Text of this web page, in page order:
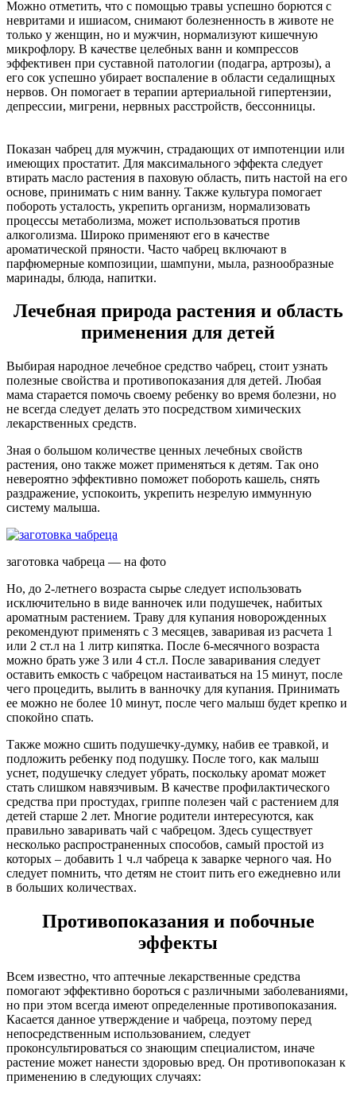
Можно отметить, что с помощью травы успешно борются с
невритами и ишиасом, снимают болезненность в животе не
только у женщин, но и мужчин, нормализуют кишечную
микрофлору. В качестве целебных ванн и компрессов
эффективен при суставной патологии (подагра, артрозы), а
его сок успешно убирает воспаление в области седалищных
нервов. Он помогает в терапии артериальной гипертензии,
депрессии, мигрени, нервных расстройств, бессонницы.
Показан чабрец для мужчин, страдающих от импотенции или
имеющих простатит. Для максимального эффекта следует
втирать масло растения в паховую область, пить настой на его
основе, принимать с ним ванну. Также культура помогает
побороть усталость, укрепить организм, нормализовать
процессы метаболизма, может использоваться против
алкоголизма. Широко применяют его в качестве
ароматической пряности. Часто чабрец включают в
парфюмерные композиции, шампуни, мыла, разнообразные
маринады, блюда, напитки.
Лечебная природа растения и область
применения для детей
Выбирая народное лечебное средство чабрец, стоит узнать
полезные свойства и противопоказания для детей. Любая
мама старается помочь своему ребенку во время болезни, но
не всегда следует делать это посредством химических
лекарственных средств.
Зная о большом количестве ценных лечебных свойств
растения, оно также может применяться к детям. Так оно
невероятно эффективно поможет побороть кашель, снять
раздражение, успокоить, укрепить незрелую иммунную
систему малыша.
заготовка чабреца — на фото
Но, до 2-летнего возраста сырье следует использовать
исключительно в виде ванночек или подушечек, набитых
ароматным растением. Траву для купания новорожденных
рекомендуют применять с 3 месяцев, заваривая из расчета 1
или 2 ст.л на 1 литр кипятка. После 6-месячного возраста
можно брать уже 3 или 4 ст.л. После заваривания следует
оставить емкость с чабрецом настаиваться на 15 минут, после
чего процедить, вылить в ванночку для купания. Принимать
ее можно не более 10 минут, после чего малыш будет крепко и
спокойно спать.
Также можно сшить подушечку-думку, набив ее травкой, и
подложить ребенку под подушку. После того, как малыш
уснет, подушечку следует убрать, поскольку аромат может
стать слишком навязчивым. В качестве профилактического
средства при простудах, гриппе полезен чай с растением для
детей старше 2 лет. Многие родители интересуются, как
правильно заваривать чай с чабрецом. Здесь существует
несколько распространенных способов, самый простой из
которых – добавить 1 ч.л чабреца к заварке черного чая. Но
следует помнить, что детям не стоит пить его ежедневно или
в больших количествах.
Противопоказания и побочные
эффекты
Всем известно, что аптечные лекарственные средства
помогают эффективно бороться с различными заболеваниями,
но при этом всегда имеют определенные противопоказания.
Касается данное утверждение и чабреца, поэтому перед
непосредственным использованием, следует
проконсультироваться со знающим специалистом, иначе
растение может нанести здоровью вред. Он противопоказан к
применению в следующих случаях: